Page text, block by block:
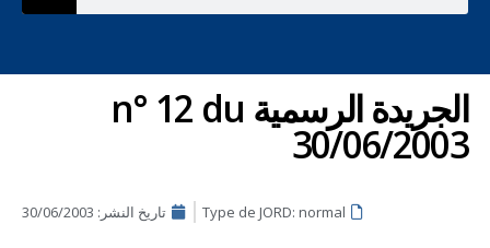
الجريدة الرسمية n° 12 du
30/06/2003
Type de JORD: normal تاريخ النشر: 30/06/2003